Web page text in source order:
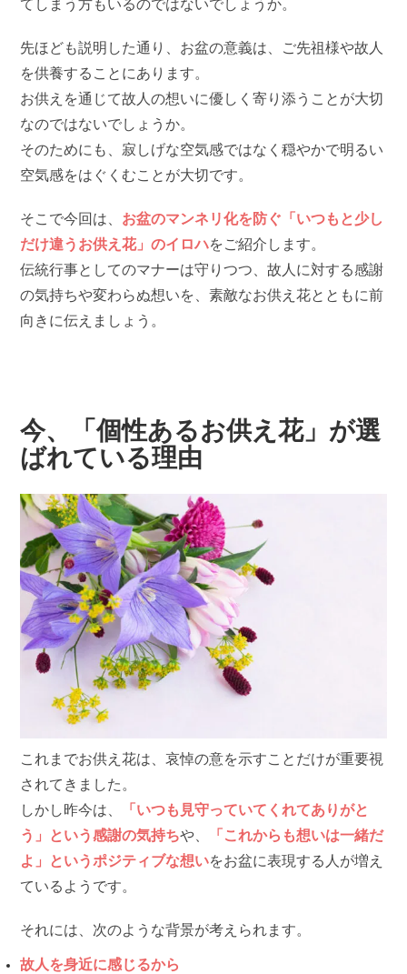
てしまう方もいるのではないでしょうか。
先ほども説明した通り、お盆の意義は、ご先祖様や故人
を供養することにあります。
お供えを通じて故人の想いに優しく寄り添うことが大切
なのではないでしょうか。
そのためにも、寂しげな空気感ではなく穏やかで明るい
空気感をはぐくむことが大切です。
そこで今回は、 お盆のマンネリ化を防ぐ「いつもと少し
だけ違うお供え花」のイロハをご紹介します。
伝統行事としてのマナーは守りつつ、故人に対する感謝
の気持ちや変わらぬ想いを、素敵なお供え花とともに前
向きに伝えましょう。
今、「個性あるお供え花」が選
ばれている理由
これまでお供え花は、哀悼の意を示すことだけが重要視
されてきました。
しかし昨今は、
「いつも見守っていてくれてありがと
う」という感謝の気持ちや、
「これからも想いは一緒だ
よ」というポジティブな想いをお盆に表現する人が増え
ているようです。
それには、次のような背景が考えられます。
故人を身近に感じるから